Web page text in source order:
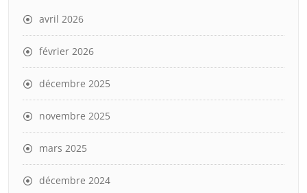
avril 2026
février 2026
décembre 2025
novembre 2025
mars 2025
décembre 2024